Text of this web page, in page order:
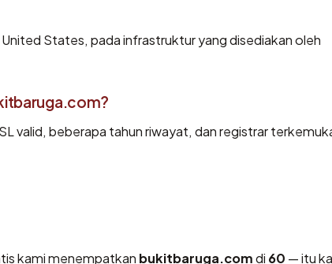
States, pada infrastruktur yang disediakan oleh
valid, beberapa tahun riwayat, dan registrar
kami menempatkan bukitbaruga.comdi 60 — itu